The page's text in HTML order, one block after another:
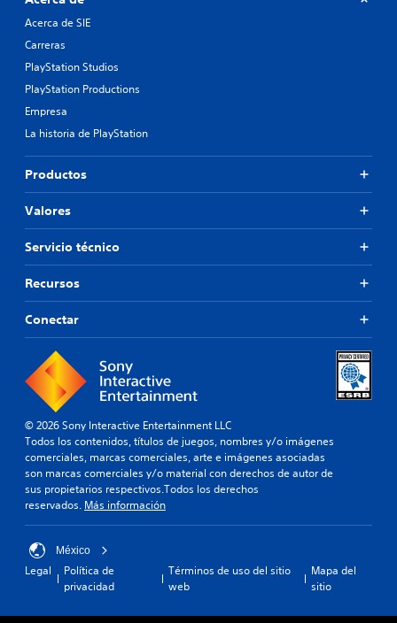
Acerca de SIE
Carreras
PlayStation Studios
PlayStation Productions
Empresa
La historia de PlayStation
Productos
Valores
Servicio técnico
Recursos
Conectar
© 2026 Sony Interactive Entertainment LLC
Todos los contenidos, títulos de juegos, nombres y/o imágenes
comerciales, marcas comerciales, arte e imágenes asociadas
son marcas comerciales y/o material con derechos de autor de
sus propietarios respectivos.Todos los derechos
reservados. Más información
México
Legal
Política de
privacidad
Términos de uso del sitio
web
Mapa del
sitio